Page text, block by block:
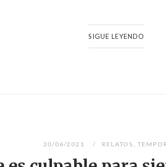
SIGUE LEYENDO
20/06/2021 RELATOS ,